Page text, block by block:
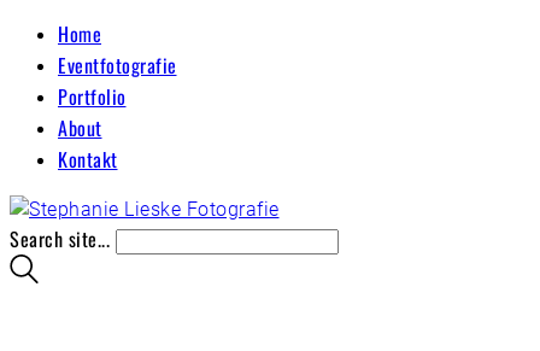
Home
Eventfotografie
Portfolio
About
Kontakt
Search site...